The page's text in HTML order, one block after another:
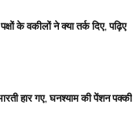
के वकीलों ने क्या तर्क दिए, पढ़िए
हार गए, घनश्याम की पेंशन पक्की